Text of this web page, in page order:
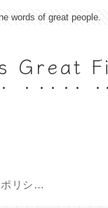
words of great people.
Great
リシー